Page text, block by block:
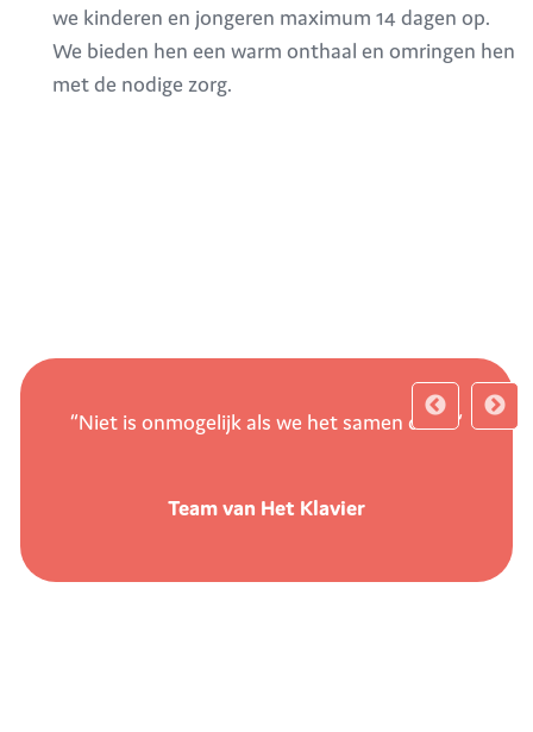
we kinderen en jongeren maximum 14 dagen op.
We bieden hen een warm onthaal en omringen hen
met de nodige zorg.
“Niet is onmogelijk als we het samen doen”
Team van Het Klavier